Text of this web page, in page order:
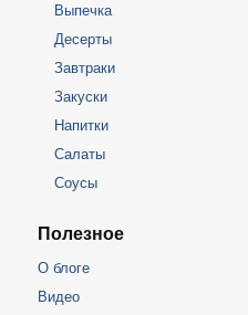
Выпечка
Десерты
Завтраки
Закуски
Напитки
Салаты
Соусы
Полезное
О блоге
Видео